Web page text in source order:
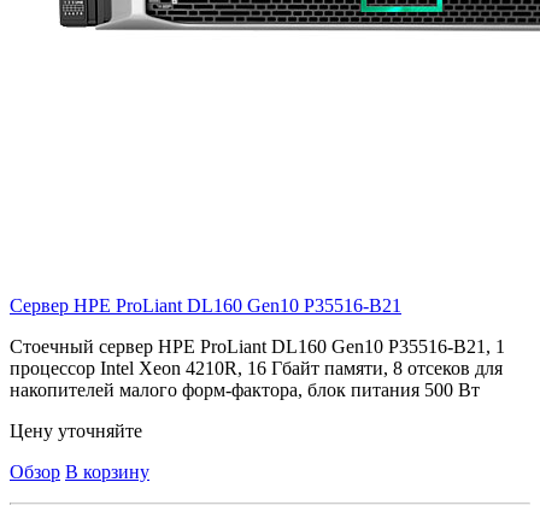
Сервер HPE ProLiant DL160 Gen10 P35516-B21
Стоечный сервер HPE ProLiant DL160 Gen10 P35516-B21, 1
процессор Intel Xeon 4210R, 16 Гбайт памяти, 8 отсеков для
накопителей малого форм-фактора, блок питания 500 Вт
Цену уточняйте
Обзор В корзину